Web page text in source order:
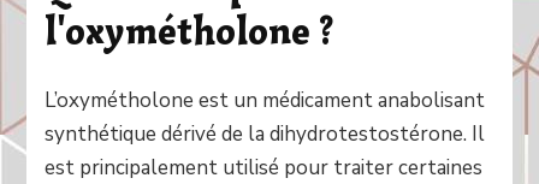
l'oxymétholone ?
L’oxymétholone est un médicament anabolisant
synthétique dérivé de la dihydrotestostérone. Il
est principalement utilisé pour traiter certaines